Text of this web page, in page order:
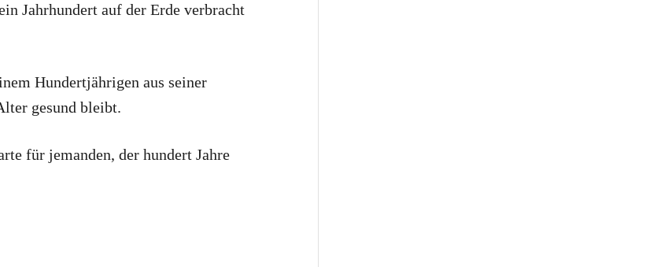
Jahrhundert auf der Erde verbracht
Hundertjährigen aus seiner
gesund bleibt.
für jemanden, der hundert Jahre